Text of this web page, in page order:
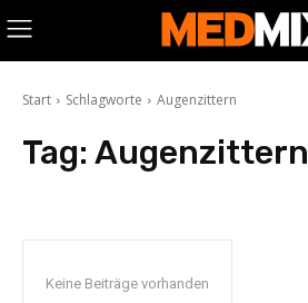
Start Schlagworte Augenzittern
Tag: Augenzittern
Keine Beiträge vorhanden